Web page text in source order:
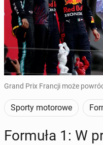
Grand Prix Francji może
Sporty motorowe
Formuła 1: W